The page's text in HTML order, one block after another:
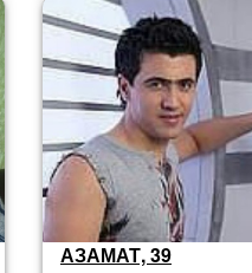
АЗАМАТ, 39